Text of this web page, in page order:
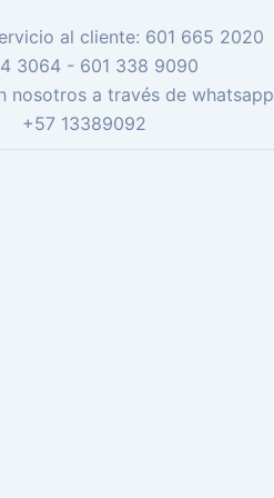
al cliente: 601 665 2020
3064 - 601 338 9090
nosotros a través de whatsapp
+57 13389092